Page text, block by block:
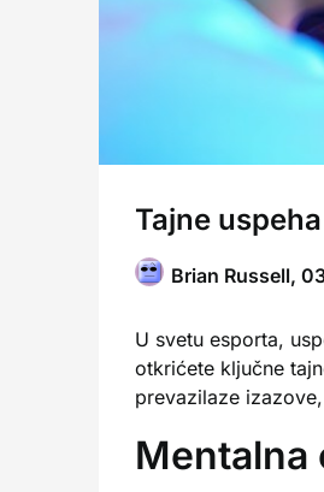
Tajne
Brian Russell,
U svetu esporta,
otkrićete ključne
prevazilaze
Mentalna